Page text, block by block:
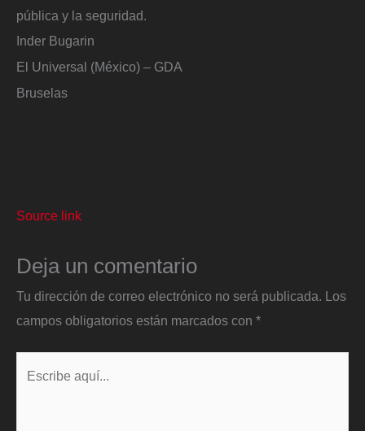
pública y la seguridad.
Inder Bugarin
El Universal (México) – GDA
Bruselas
Source link
Deja un comentario
Tu dirección de correo electrónico no será publicada. Los
campos obligatorios están marcados con *